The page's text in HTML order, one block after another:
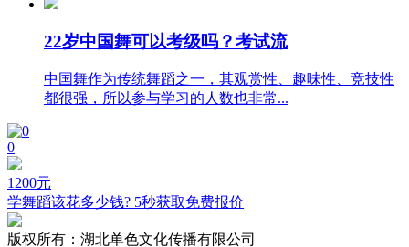
22岁中国舞可以考级吗？考试流
中国舞作为传统舞蹈之一，其观赏性、趣味性、竞技性
都很强，所以参与学习的人数也非常...
0
1200元
学舞蹈该花多少钱? 5秒获取免费报价
版权所有： 湖北单色文化传播有限公司